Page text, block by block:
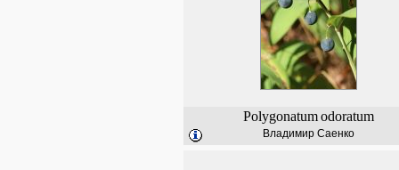
Polygonatum odoratum
Владимир Саенко